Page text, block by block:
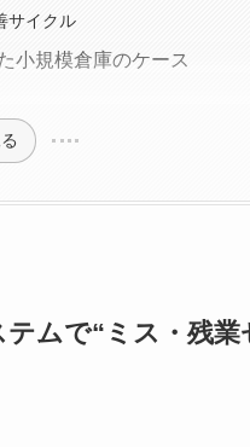
サイクル
小規模倉庫のケース
ムで“ミス・残